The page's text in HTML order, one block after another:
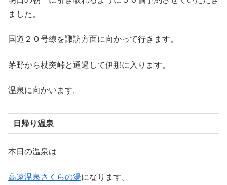
ました。
国道２０号線を諏訪方面に向かって行きます。
茅野から杖突峠と通過して伊那に入ります。
温泉に向かいます。
日帰り温泉
本日の温泉は
高遠温泉さくらの湯になります。